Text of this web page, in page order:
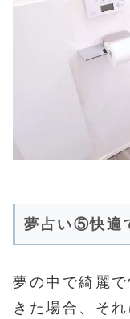
夢占い⑤快適
夢の中で綺麗
きた場合、そ